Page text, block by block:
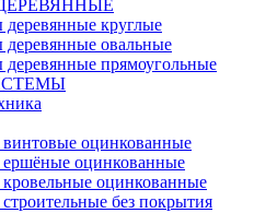
круглые
овальные
прямоугольные
винтовые оцинкованные
ершёные оцинкованные
кровельные оцинкованные
без покрытия